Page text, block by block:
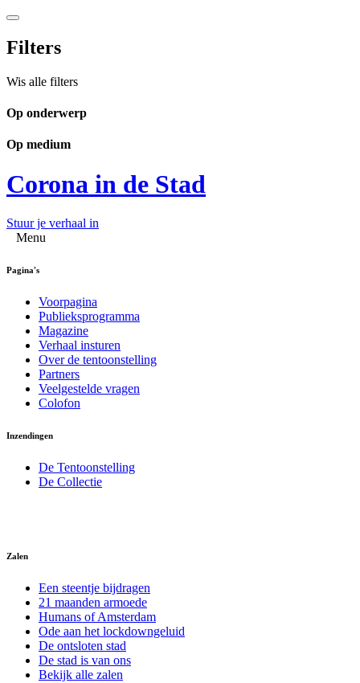
Filters
Wis alle filters
Op onderwerp
Op medium
Corona in de Stad
Stuur je verhaal in
Menu
Pagina's
Voorpagina
Publieksprogramma
Magazine
Verhaal insturen
Over de tentoonstelling
Partners
Veelgestelde vragen
Colofon
Inzendingen
De Tentoonstelling
De Collectie
Zalen
Een steentje bijdragen
21 maanden armoede
Humans of Amsterdam
Ode aan het lockdowngeluid
De ontsloten stad
De stad is van ons
Bekijk alle zalen